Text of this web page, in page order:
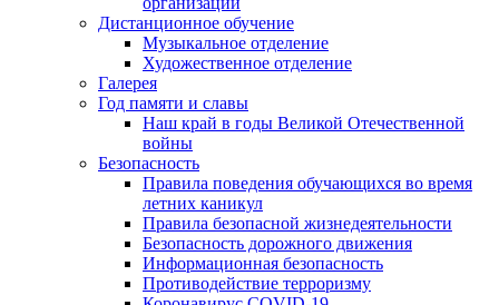
Дистанционное обучение
Музыкальное отделение
Художественное отделение
Галерея
Год памяти и славы
Наш край в годы Великой Отечественной
войны
Безопасность
Правила поведения обучающихся во время
летних каникул
Правила безопасной жизнедеятельности
Безопасность дорожного движения
Информационная безопасность
Противодействие терроризму